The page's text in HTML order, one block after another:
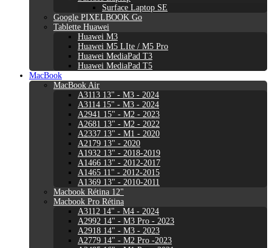
Surface Laptop SE
Google PIXELBOOK Go
Tablette Huawei
Huawei M3
Huawei M5 LIte / M5 Pro
Huawei MediaPad T3
Huawei MediaPad T5
MacBook
MacBook Air
A3113 13" - M3 - 2024
A3114 15" - M3 - 2024
A2941 15" - M2 - 2023
A2681 13" - M2 - 2022
A2337 13" - M1 - 2020
A2179 13" - 2020
A1932 13" - 2018-2019
A1466 13" - 2012-2017
A1465 11" - 2012-2015
A1369 13" - 2010-2011
Macbook Rétina 12"
Macbook Pro Rétina
A3112 14" - M4 - 2024
A2992 14" - M3 Pro - 2023
A2918 14" - M3 - 2023
A2779 14" - M2 Pro -2023